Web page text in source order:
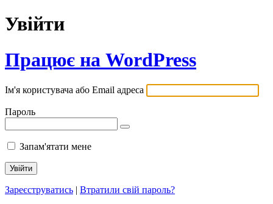
Увійти
Працює на WordPress
Ім'я користувача або Email адреса
Пароль
Запам'ятати мене
Зареєструватись | Втратили свій пароль?